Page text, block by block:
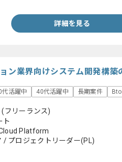
詳細を見る
ン業界向けシステム開発構
代活躍中 40代活躍中 長期案件
(フリーランス)
ト
Platform
/ プロジェクトリーダー(PL)